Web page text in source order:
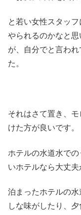
と若い女性スタッ
やられるのかなと
が、自分でと言わ
た。
それはさて置き、
けた方が良いです。
ホテルの水道水で
いホテルなら大丈夫
泊まったホテルの
しな味がしたり、